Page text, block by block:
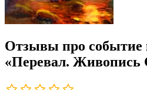
Отзывы про событие
«Перевал. Живопись